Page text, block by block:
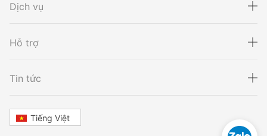
Xét nghiệm khai sinh
Dịch vụ
Hỗ trợ
Tin tức
Tiếng Việt